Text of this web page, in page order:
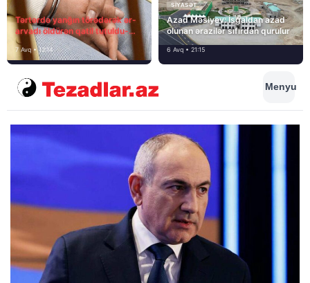
Tərtərdə yanğın törədərək ər-
arvadı öldürən qatil tutuldu-
SON DƏQİQƏ
7 Avq • 12:14
SIYASƏT
Azad Məsiyev: İşğaldan azad
olunan ərazilər sıfırdan qurulur
6 Avq • 21:15
Menyu